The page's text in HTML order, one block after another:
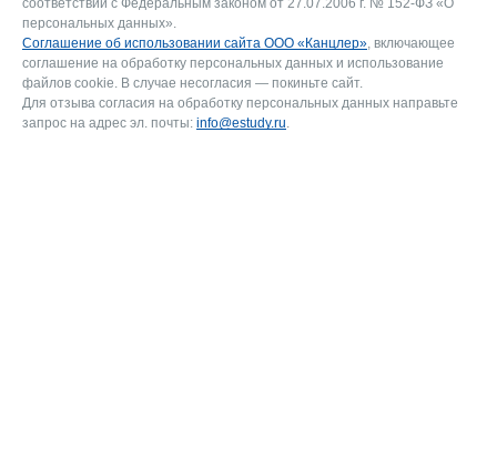
соответствии с Федеральным законом от 27.07.2006 г. № 152-ФЗ «О
персональных данных».
Соглашение об использовании сайта ООО «Канцлер», включающее
соглашение на обработку персональных данных и использование
файлов cookie. В случае несогласия — покиньте сайт.
Для отзыва согласия на обработку персональных данных направьте
запрос на адрес эл. почты: info@estudy.ru.